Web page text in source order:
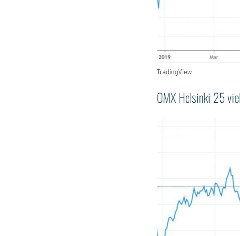
TradingView
OMX Helsinki 25